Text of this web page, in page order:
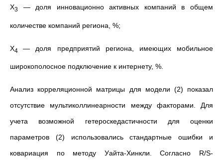
X3 — доля инновационно активных компаний в общем
количестве компаний региона, %;
X4— доля предприятий региона, имеющих мобильное
широкополосное подключение к интернету, %.
Анализ корреляционной матрицы для модели (2) показал
отсутствие мультиколлинеарности между факторами. Для
учета возможной гетероскедастичности для оценки
параметров (2) использовались стандартные ошибки и
ковариация по методу Уайта-Хинкли. Согласно R/S-